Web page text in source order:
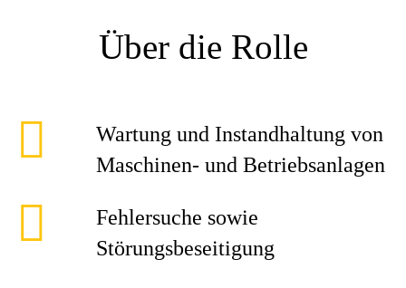
Über die Rolle
Wartung und Instandhaltung von
Maschinen- und Betriebsanlagen
Fehlersuche sowie
Störungsbeseitigung